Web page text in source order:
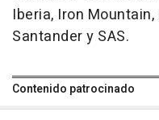
Iberia, Iron
Santander y SAS.
Contenido patrocinado